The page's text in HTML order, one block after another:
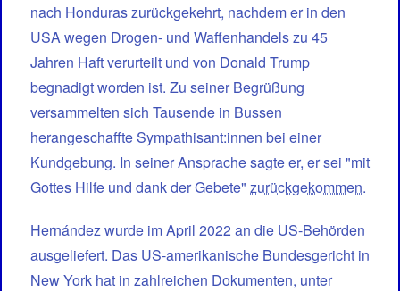
nach Honduras zurückgekehrt, nachdem er in den
USA wegen Drogen- und Waffenhandels zu 45
Jahren Haft verurteilt und von Donald Trump
begnadigt worden ist. Zu seiner Begrüßung
versammelten sich Tausende in Bussen
herangeschaffte Sympathisant:innen bei einer
Kundgebung. In seiner Ansprache sagte er, er sei "mit
Gottes Hilfe und dank der Gebete" zurückgekommen.
Hernández wurde im April 2022 an die US-Behörden
ausgeliefert. Das US-amerikanische Bundesgericht in
New York hat in zahlreichen Dokumenten, unter